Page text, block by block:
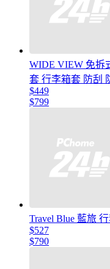
WIDE VIEW 免拆
套 行李箱套 防刮
$449
$799
Travel Blue 藍旅
$527
$790